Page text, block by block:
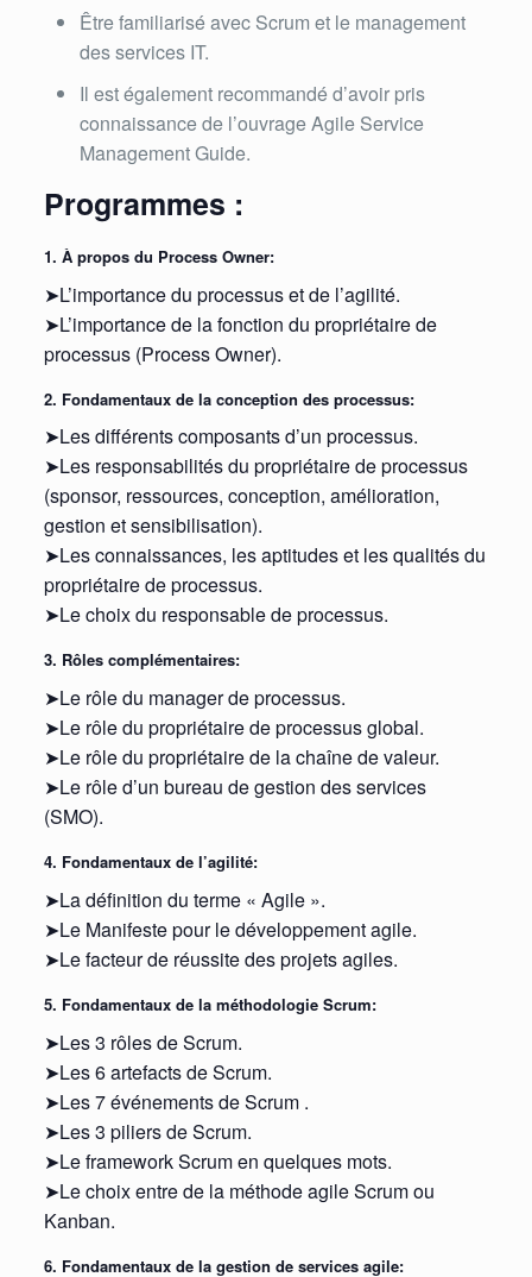
Être familiarisé avec Scrum et le management
des services IT.
Il est également recommandé d’avoir pris
connaissance de l’ouvrage Agile Service
Management Guide.
Programmes :
1. À propos du Process Owner:
➤L’importance du processus et de l’agilité.
➤L’importance de la fonction du propriétaire de
processus (Process Owner).
2. Fondamentaux de la conception des processus:
➤Les différents composants d’un processus.
➤Les responsabilités du propriétaire de processus
(sponsor, ressources, conception, amélioration,
gestion et sensibilisation).
➤Les connaissances, les aptitudes et les qualités du
propriétaire de processus.
➤Le choix du responsable de processus.
3. Rôles complémentaires:
➤Le rôle du manager de processus.
➤Le rôle du propriétaire de processus global.
➤Le rôle du propriétaire de la chaîne de valeur.
➤Le rôle d’un bureau de gestion des services
(SMO).
4. Fondamentaux de l’agilité:
➤La définition du terme « Agile ».
➤Le Manifeste pour le développement agile.
➤Le facteur de réussite des projets agiles.
5. Fondamentaux de la méthodologie Scrum:
➤Les 3 rôles de Scrum.
➤Les 6 artefacts de Scrum.
➤Les 7 événements de Scrum .
➤Les 3 piliers de Scrum.
➤Le framework Scrum en quelques mots.
➤Le choix entre de la méthode agile Scrum ou
Kanban.
6. Fondamentaux de la gestion de services agile: